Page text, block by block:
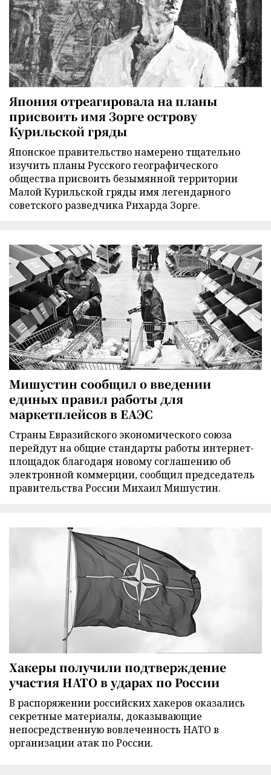
Япония отреагировала на планы
присвоить имя Зорге острову
Курильской гряды
Японское правительство намерено тщательно
изучить планы Русского географического
общества присвоить безымянной территории
Малой Курильской гряды имя легендарного
советского разведчика Рихарда Зорге.
Мишустин сообщил о введении
единых правил работы для
маркетплейсов в ЕАЭС
Страны Евразийского экономического союза
перейдут на общие стандарты работы интернет-
площадок благодаря новому соглашению об
электронной коммерции, сообщил председатель
правительства России Михаил Мишустин.
Хакеры получили подтверждение
участия НАТО в ударах по России
В распоряжении российских хакеров оказались
секретные материалы, доказывающие
непосредственную вовлеченность НАТО в
организации атак по России.